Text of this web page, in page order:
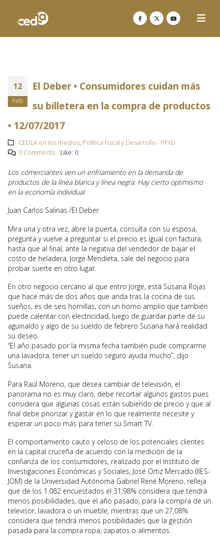
12
Feb
El Deber • Consumidores cuidan más
su billetera en la compra de productos
• 12/07/2017
CEDLA en los medios, Política Fiscal y Desarrollo - PFYD
0 Comments
Like: 0
Los comerciantes ven un enfriamiento en la demanda de
productos de la línea blanca y línea negra. Hay cierto optimismo
en la economía individual
Juan Carlos Salinas /El Deber
Mira una y otra vez, abre la puerta, consulta con su esposa,
pregunta y vuelve a preguntar si el precio es igual con factura,
hasta que al final, ante la negativa del vendedor de bajar el
costo de heladera, Jorge Mendieta, sale del negocio para
probar suerte en otro lugar.
En otro negocio cercano al que entro Jorge, está Susana Rojas
que hace más de dos años que anda tras la cocina de sus
sueños, es de seis hornillas, con un horno amplio que también
puede calentar con electricidad, luego de guardar parte de su
aguinaldo y algo de su sueldo de febrero Susana hará realidad
su deseo.
“El año pasado por la misma fecha también pude comprarme
una lavadora, tener un sueldo seguro ayuda mucho”, dijo
Susana.
Para Raúl Moreno, que desea cambiar de televisión, el
panorama no es muy claro, debe recortar algunos gastos pues
considera que algunas cosas están subiendo de precio y que al
final debe priorizar y gastar en lo que realmente necesite y
esperar un poco más para tener su Smart TV.
El comportamiento cauto y celoso de los potenciales clientes
en la capital cruceña de acuerdo con la medición de la
confianza de los consumidores, realizado por el Instituto de
Investigaciones Económicas y Sociales, José Ortiz Mercado (IIES-
JOM) de la Universidad Autónoma Gabriel René Moreno, refleja
que de los 1.082 encuestados el 31,98% considera que tendrá
menos posibilidades, que el año pasado, para la compra de un
televisor, lavadora o un mueble, mientras que un 27,08%
considera que tendrá menos posibilidades que la gestión
pasada para la compra ropa, zapatos o alimentos.